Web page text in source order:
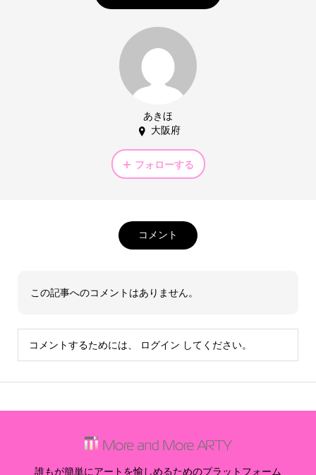
あきほ
大阪府
フォローする
コメント
この記事へのコメントはありません。
コメントするためには、 ログイン してください。
誰もが簡単にアートを愉しめるためのプラットフォーム